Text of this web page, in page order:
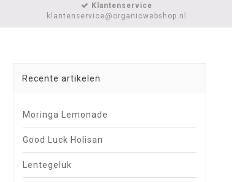
Klantenservice
klantenservice@organicwebshop.nl
Recente artikelen
Moringa Lemonade
Good Luck Holisan
Lentegeluk